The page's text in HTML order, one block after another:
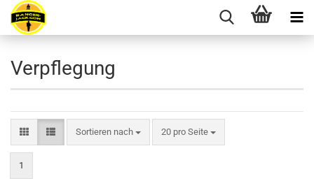
Verpflegung
Sortieren nach
Sortieren nach 20 pro Seite
pro Seite
1